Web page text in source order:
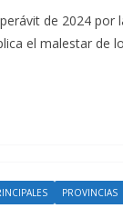
de 2024 por
el malestar de
PROVINCIAS